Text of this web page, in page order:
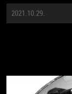
2021.10.29.